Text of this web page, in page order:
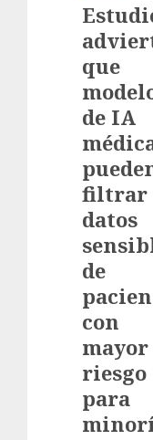
que
de IA
filtrar
datos
de
con
mayor
riesgo
para